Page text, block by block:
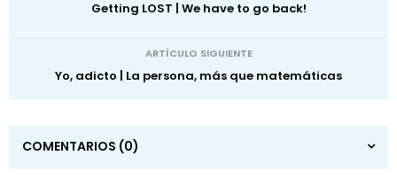
Getting LOST | We have to go back!
ARTÍCULO SIGUIENTE
Yo, adicto | La persona, más que matemáticas
COMENTARIOS (0)